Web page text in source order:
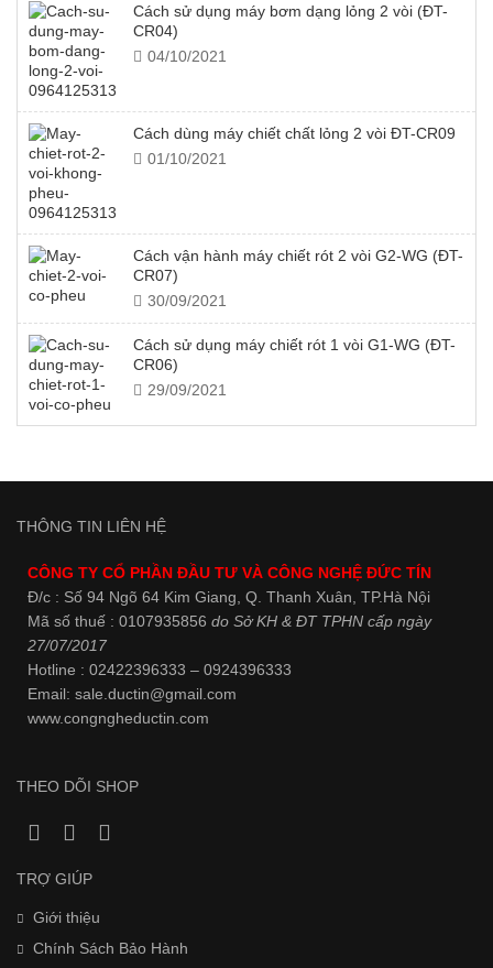
Cách sử dụng máy bơm dạng lỏng 2 vòi (ĐT-
CR04)
04/10/2021
Cách dùng máy chiết chất lỏng 2 vòi ĐT-CR09
01/10/2021
Cách vận hành máy chiết rót 2 vòi G2-WG (ĐT-
CR07)
30/09/2021
Cách sử dụng máy chiết rót 1 vòi G1-WG (ĐT-
CR06)
29/09/2021
THÔNG TIN LIÊN HỆ
CÔNG TY CỔ PHẦN ĐẦU TƯ VÀ CÔNG NGHỆ ĐỨC TÍN
Đ/c : Số 94 Ngõ 64 Kim Giang, Q. Thanh Xuân, TP.Hà Nội
Mã số thuế : 0107935856 do Sở KH & ĐT TPHN cấp ngày
27/07/2017
Hotline : 02422396333 – 0924396333
Email: sale.ductin@gmail.com
www.congngheductin.com
THEO DÕI SHOP
TRỢ GIÚP
Giới thiệu
Chính Sách Bảo Hành